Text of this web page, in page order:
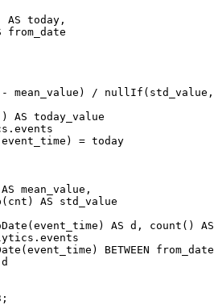
AS today,
from_date
- mean_value) / nullIf
AS today_value
. events
= today
AS mean_value,
AS std_value
AS d, count () AS
. events
BETWEEN
d
;